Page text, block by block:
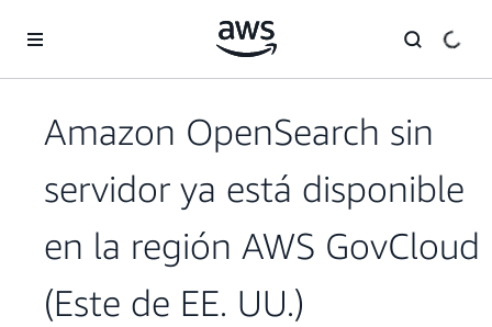
Amazon OpenSearch sin
servidor ya está disponible
en la región AWS GovCloud
(Este de EE. UU.)